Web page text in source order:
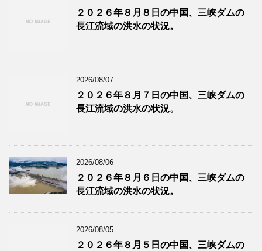
２０２６年８月８日の中国、三峡ダムの
長江流域の洪水の状況。
2026/08/07
２０２６年８月７日の中国、三峡ダムの
長江流域の洪水の状況。
2026/08/06
２０２６年８月６日の中国、三峡ダムの
長江流域の洪水の状況。
2026/08/05
２０２６年８月５日の中国、三峡ダムの